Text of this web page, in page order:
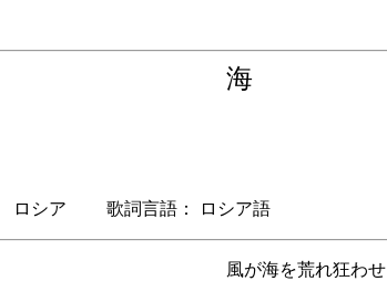
海
ロシア 歌詞言語： ロシア語
風が海を荒れ狂わせ